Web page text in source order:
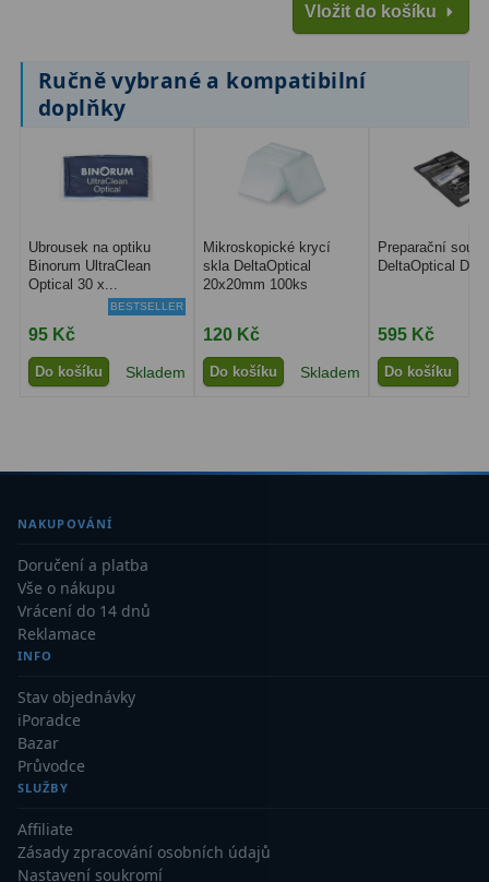
Umělé hvězdy
Zrcátka a hranoly61
Diagonální hranoly
Amici hranoly 45°11
Amici hranoly 90°
T-kroužky16
Adaptéry projekční
Adaptéry M48
Filtry L-RGB
Filtry IR-Block10
Vložit do košíku
Ručně vybrané a kompatibilní
doplňky
Ubrousek na optiku
Binorum UltraClean
Optical 30 x...
BESTSELLER
95 Kč
Do košíku Skladem
Mikroskopické krycí
skla DeltaOptical
20x20mm 100ks
120 Kč
Do košíku Skladem
Preparační
DeltaOptical
595 Kč
Do košíku
NAKUPOVÁNÍ
Doručení a platba
Vše o nákupu
Vrácení do 14 dnů
Reklamace
INFO
Stav objednávky
iPoradce
Bazar
Průvodce
SLUŽBY
Affiliate
Zásady zpracování osobních údajů
Nastavení soukromí